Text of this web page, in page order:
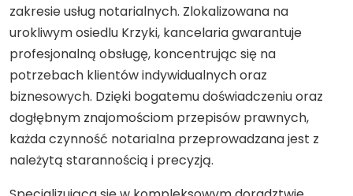
zakresie usług notarialnych. Zlokalizowana na
urokliwym osiedlu Krzyki, kancelaria gwarantuje
profesjonalną obsługę, koncentrując się na
potrzebach klientów indywidualnych oraz
biznesowych. Dzięki bogatemu doświadczeniu oraz
dogłębnym znajomościom przepisów prawnych,
każda czynność notarialna przeprowadzana jest z
należytą starannością i precyzją.